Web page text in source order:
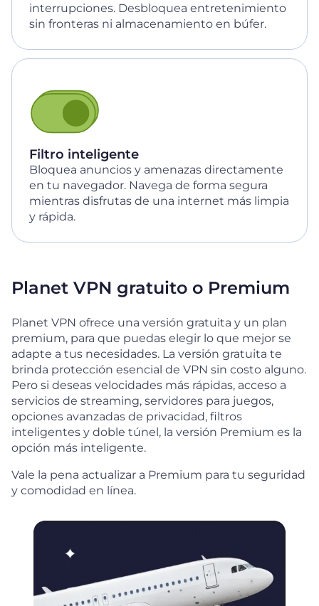
interrupciones. Desbloquea entretenimiento
sin fronteras ni almacenamiento en búfer.
Filtro inteligente
Bloquea anuncios y amenazas directamente
en tu navegador. Navega de forma segura
mientras disfrutas de una internet más limpia
y rápida.
Planet VPN gratuito o Premium
Planet VPN ofrece una versión gratuita y un plan
premium, para que puedas elegir lo que mejor se
adapte a tus necesidades. La versión gratuita te
brinda protección esencial de VPN sin costo alguno.
Pero si deseas velocidades más rápidas, acceso a
servicios de streaming, servidores para juegos,
opciones avanzadas de privacidad, filtros
inteligentes y doble túnel, la versión Premium es la
opción más inteligente.
Vale la pena actualizar a Premium para tu seguridad
y comodidad en línea.